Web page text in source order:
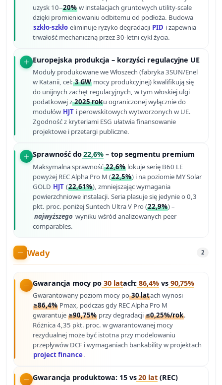
uzysk 10–20% w instalacjach gruntowych utility-scale
dzięki promieniowaniu odbitemu od podłoża. Budowa
szkło-szkło eliminuje ryzyko degradacji PID i zapewnia
trwałość mechaniczną przez 30-letni cykl życia.
Europejska produkcja – korzyści regulacyjne UE
Moduły produkowane we Włoszech (fabryka 3SUN/Enel
w Katanii, cel:3 GW mocy produkcyjnej) kwalifikują się
do unijnych zachęt regulacyjnych, w tym włoskiej ulgi
podatkowej z2025 roku ograniczonej wyłącznie do
modułów HJT i perowskitowych wytworzonych w UE.
Zgodność z kryteriami ESG ułatwia finansowanie
projektowe i przetargi publiczne.
Sprawność do22,6% – top segmentu premium
Maksymalna sprawność22,6% lokuje serię B60 LE
powyżej REC Alpha Pro M (22,5%) i na poziomie MY Solar
GOLD HJT (22,61%), zmniejszając wymagania
powierzchniowe instalacji. Seria plasuje się jedynie o 0,3
pkt. proc. poniżej Suntech Ultra V Pro (22,9%) –
najwyższego wyniku wśród analizowanych peer
comparables.
Wady 2
Gwarancja mocy po 30 latach: 86,4%vs90,75%
Gwarantowany poziom mocy po30 latach wynosi
≥86,4% Pmax, podczas gdy REC Alpha Pro M
gwarantuje≥90,75% przy degradacji≤0,25%/rok.
Różnica 4,35 pkt. proc. w gwarantowanej mocy
rezydualnej może być istotna przy modelowaniu
przepływów DCF i wymaganiach bankability w projektach
project finance.
Gwarancja produktowa: 15 vs20 lat(REC)